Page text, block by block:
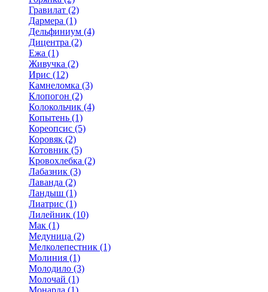
Гравилат (2)
Дармера (1)
Дельфиниум (4)
Дицентра (2)
Ежа (1)
Живучка (2)
Ирис (12)
Камнеломка (3)
Клопогон (2)
Колокольчик (4)
Копытень (1)
Кореопсис (5)
Коровяк (2)
Котовник (5)
Кровохлебка (2)
Лабазник (3)
Лаванда (2)
Ландыш (1)
Лиатрис (1)
Лилейник (10)
Мак (1)
Медуница (2)
Мелколепестник (1)
Молиния (1)
Молодило (3)
Молочай (1)
Монарда (1)